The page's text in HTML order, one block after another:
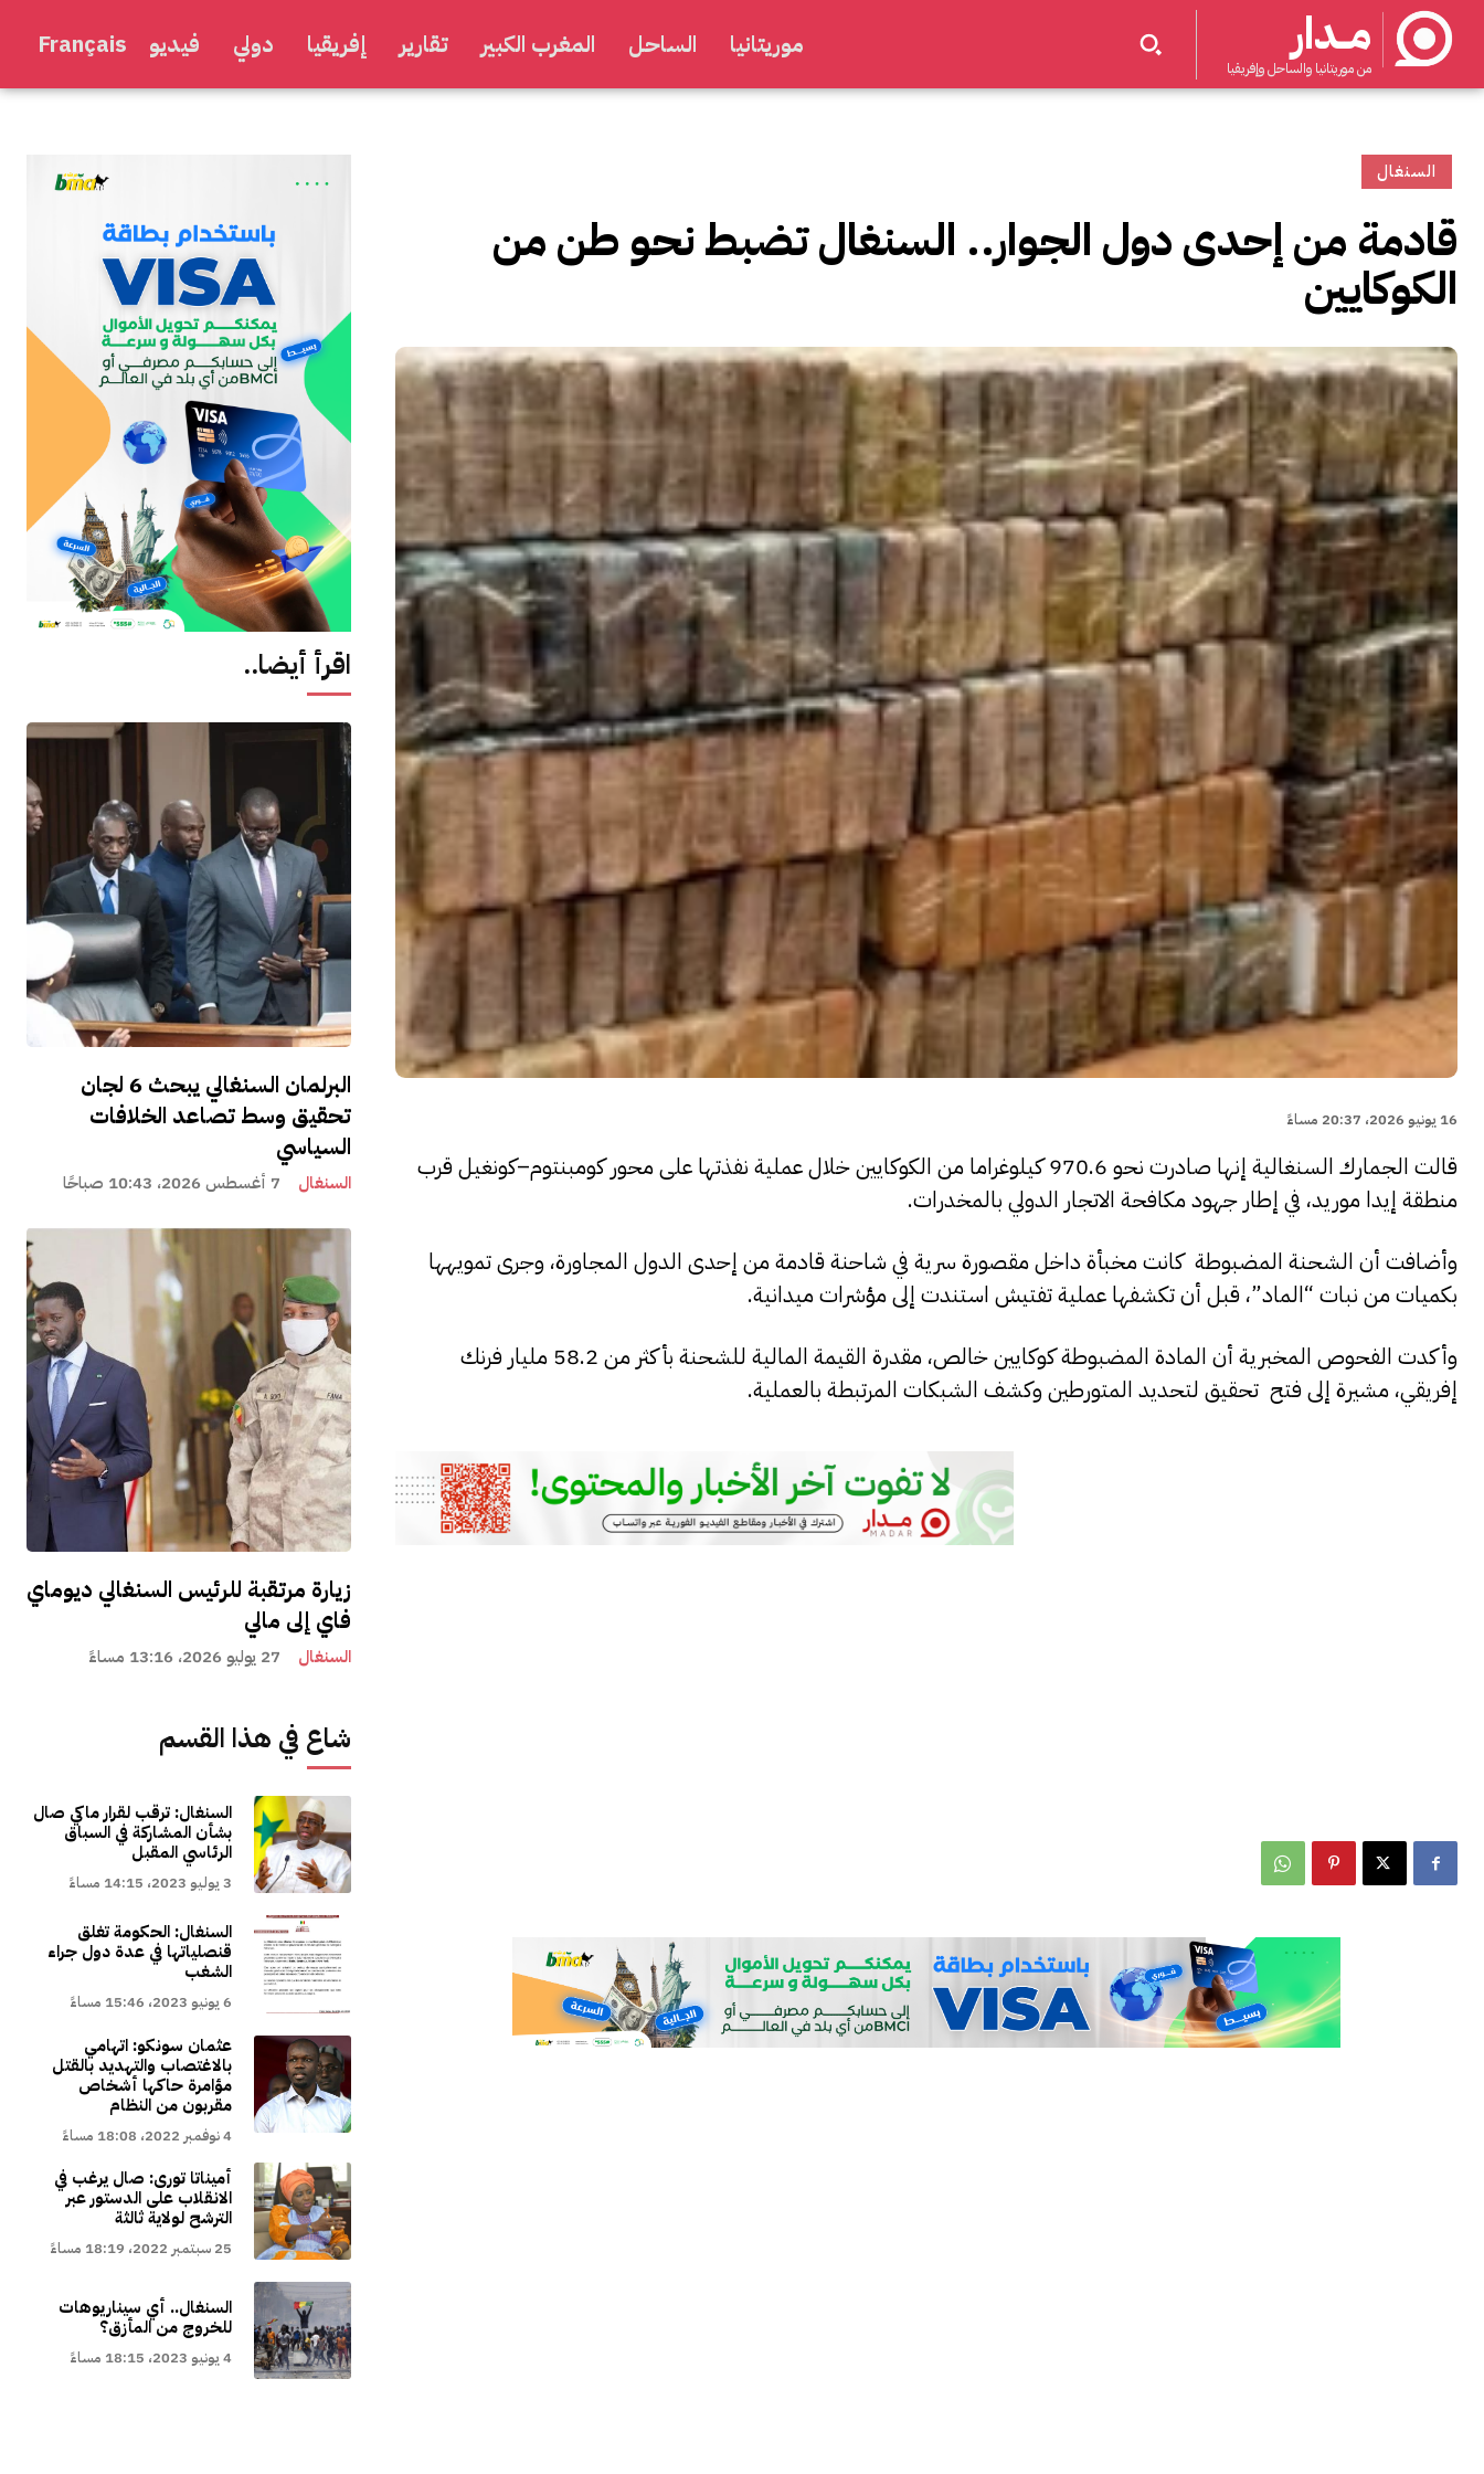
مــدار
من موريتانيا والساحل وإفريقيا
موريتانيا الساحل المغرب الكبير تقارير إفريقيا دولي فيديو Français
اقرأ أيضا..
البرلمان السنغالي يبحث 6 لجان
تحقيق وسط تصاعد الخلافات
السياسي
السنغال 7 أغسطس 2026، 10:43 صباحًا
زيارة مرتقبة للرئيس السنغالي ديوماي
فاي إلى مالي
السنغال 27 يوليو 2026، 13:16 مساءً
شاع في هذا القسم
السنغال: ترقب لقرار ماكي صال
بشأن المشاركة في السباق
الرئاسي المقبل
3 يوليو 2023، 14:15 مساءً
السنغال: الحكومة تغلق
قنصلياتها في عدة دول جراء
الشغب
6 يونيو 2023، 15:46 مساءً
عثمان سونكو: اتهامي
بالاغتصاب والتهديد بالقتل
مؤامرة حاكها أشخاص
مقربون من النظام
4 نوفمبر 2022، 18:08 مساءً
أميناتا تورى: صال يرغب في
الانقلاب على الدستور عبر
الترشح لولاية ثالثة
25 سبتمبر 2022، 18:19 مساءً
السنغال.. أي سيناريوهات
للخروج من المأزق؟
4 يونيو 2023، 18:15 مساءً
السنغال
قادمة من إحدى دول الجوار.. السنغال تضبط نحو طن من
الكوكايين
16 يونيو 2026، 20:37 مساءً
قالت الجمارك السنغالية إنها صادرت نحو 970.6 كيلوغراما من الكوكايين خلال عملية نفذتها على محور كومبنتوم–كونغيل قرب
منطقة إيدا موريد، في إطار جهود مكافحة الاتجار الدولي بالمخدرات.
وأضافت أن الشحنة المضبوطة كانت مخبأة داخل مقصورة سرية في شاحنة قادمة من إحدى الدول المجاورة، وجرى تمويهها
بكميات من نبات “الماد”، قبل أن تكشفها عملية تفتيش استندت إلى مؤشرات ميدانية.
وأكدت الفحوص المخبرية أن المادة المضبوطة كوكايين خالص، مقدرة القيمة المالية للشحنة بأكثر من 58.2 مليار فرنك
إفريقي، مشيرة إلى فتح تحقيق لتحديد المتورطين وكشف الشبكات المرتبطة بالعملية.